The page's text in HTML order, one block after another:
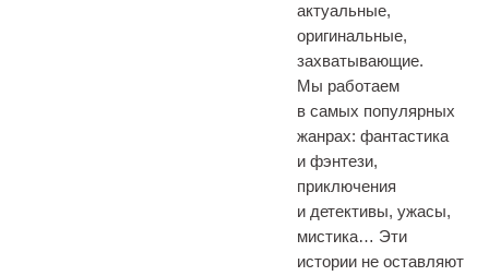
актуальные,
оригинальные,
захватывающие.
Мы работаем
в самых популярных
жанрах: фантастика
и фэнтези,
приключения
и детективы, ужасы,
мистика… Эти
истории не оставляют